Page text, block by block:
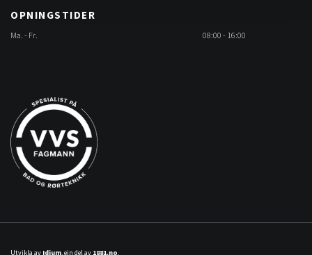
OPNINGSTIDER
Ma. - Fr. 08:00 - 16:00
Utvikla av Idium, ein del av 1881.no.